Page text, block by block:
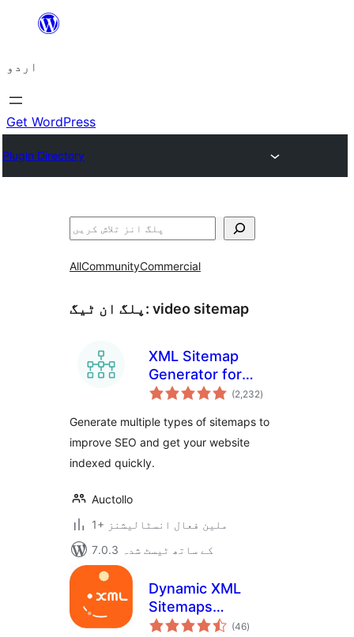
چھوڑیں
پر
جائیں
اردو
Get WordPress
Plugin Directory
تلاش
AllCommunityCommercial
پلگ ان ٹیگ: video sitemap
XML Sitemap
Generator for
Google
(2,232مجموعی
درجہ
)
Generate multiple types of sitemaps to
improve SEO and get your website
indexed quickly.
Auctollo
1+ ملین فعال انسٹالیشنز
7.0.3 کے ساتھ ٹیسٹ شدہ
Dynamic XML
Sitemaps
Generator for
(46مجموعی
درجہ
)